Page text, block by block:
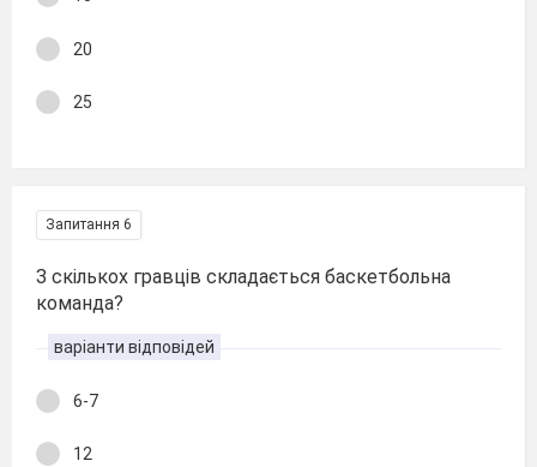
20
25
Запитання 6
З скількох гравців складається баскетбольна
команда?
варіанти відповідей
6-7
12